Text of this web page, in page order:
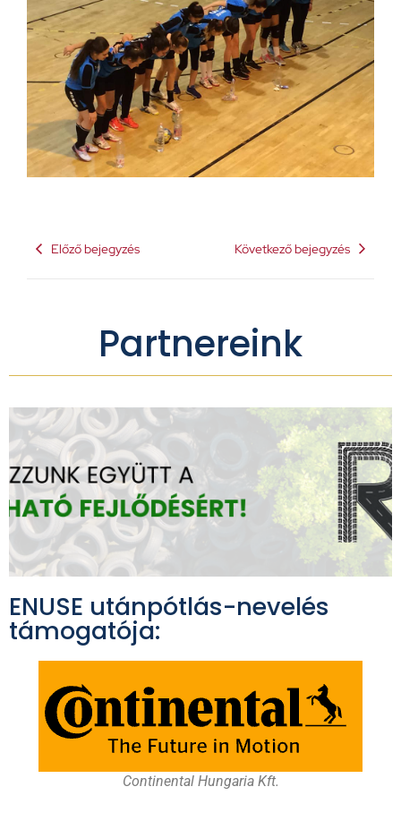
Előző bejegyzés Következő bejegyzés
Partnereink
ENUSE utánpótlás-nevelés
támogatója:
Continental Hungaria Kft.